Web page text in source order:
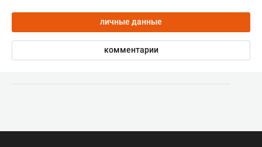
личные данные
комментарии